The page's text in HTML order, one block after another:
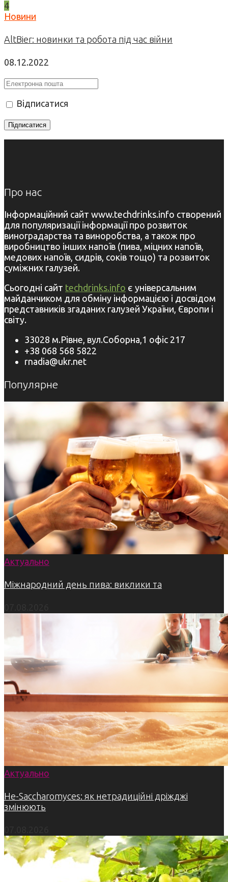
4
Новини
AltBier: новинки та робота під час війни
08.12.2022
Відписатися
Про нас
Інформаційний сайт www.techdrinks.info створений
для популяризації інформації про розвиток
виноградарства та виноробства, а також про
виробництво інших напоїв (пива, міцних напоїв,
медових напоїв, сидрів, соків тощо) та розвиток
суміжних галузей.
Сьогодні сайт techdrinks.info є універсальним
майданчиком для обміну інформацією і досвідом
представників згаданих галузей України, Європи і
світу.
33028 м.Рівне, вул.Соборна,1 офіс 217
+38 068 568 5822
rnadia@ukr.net
Популярне
Актуально
Міжнародний день пива: виклики та
Актуально
Не-Saccharomyces: як нетрадиційні дріжджі
змінюють